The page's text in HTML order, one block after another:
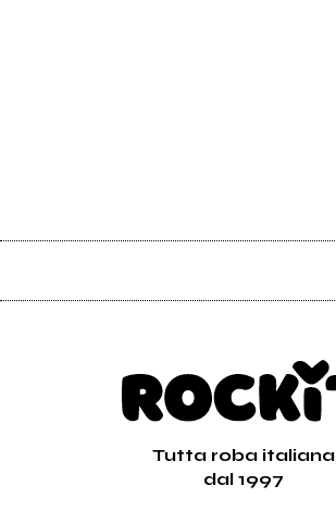
Tutta roba italiana
dal 1997